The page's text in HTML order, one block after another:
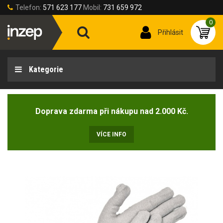
Telefon: 571 623 177 Mobil: 731 659 972
Přihlásit
0
Kategorie
Doprava zdarma při nákupu nad 2.000 Kč.
VÍCE INFO